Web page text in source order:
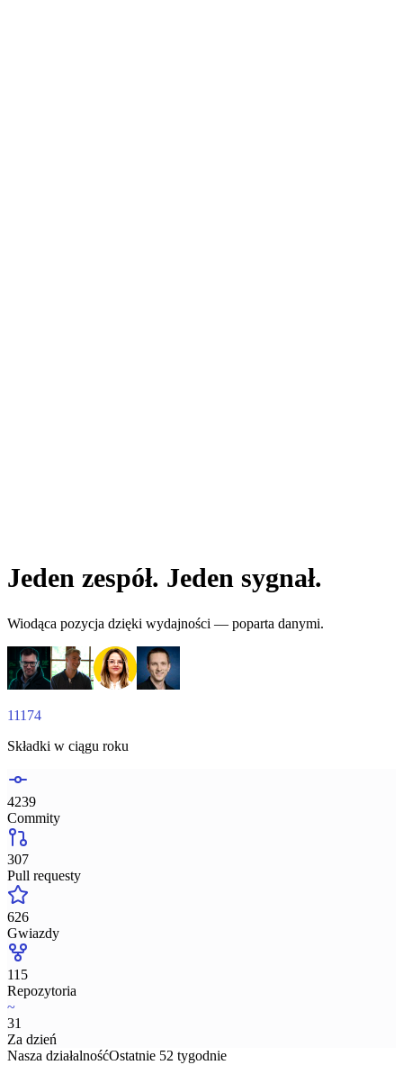
Jeden zespół. Jeden sygnał.
Wiodąca pozycja dzięki wydajności — poparta danymi.
11174
Składki w ciągu roku
4239
Commity
307
Pull requesty
626
Gwiazdy
115
Repozytoria
~
31
Za dzień
Nasza działalnośćOstatnie 52 tygodnie